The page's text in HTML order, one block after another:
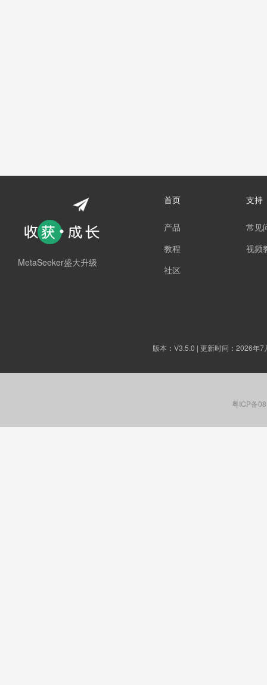
MetaSeeker盛大升级
首页
产品
教程
社区
支持
常见
视频
版本： V3.5.0 | 更新时间：2026年
粤ICP备